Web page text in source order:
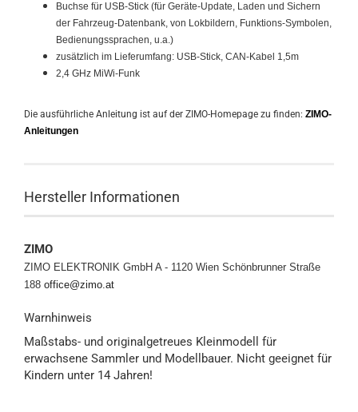
Buchse für USB-Stick (für Geräte-Update, Laden und Sichern
der Fahrzeug-Datenbank, von Lokbildern, Funktions-Symbolen,
Bedienungssprachen, u.a.)
zusätzlich im Lieferumfang: USB-Stick, CAN-Kabel 1,5m
2,4 GHz MiWi-Funk
Die ausführliche Anleitung ist auf der ZIMO-Homepage zu finden: ZIMO-
Anleitungen
Hersteller Informationen
ZIMO
ZIMO ELEKTRONIK GmbH A - 1120 Wien Schönbrunner Straße
188 office@zimo.at
Warnhinweis
Maßstabs- und originalgetreues Kleinmodell für
erwachsene Sammler und Modellbauer. Nicht geeignet für
Kindern unter 14 Jahren!